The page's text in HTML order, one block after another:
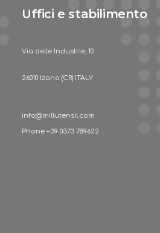
Uffici e stabilimento
Via delle Industrie, 10
26010 Izano (CR) ITALY
info@millutensil.com
Phone +39 0373 789622